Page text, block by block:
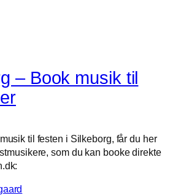
– Book musik til
til festen i Silkeborg, får du her
som du kan booke direkte